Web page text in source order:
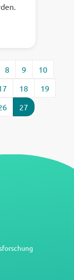
8 9
10
18
19
27